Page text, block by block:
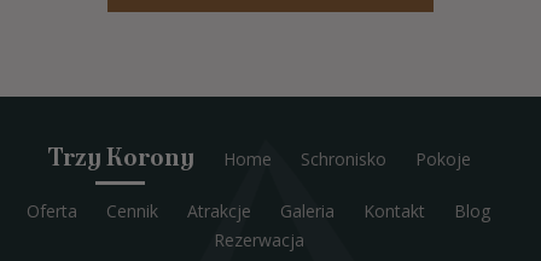
Trzy Korony Home Schronisko Pokoje
Oferta Cennik Atrakcje Galeria Kontakt
Blog
Rezerwacja